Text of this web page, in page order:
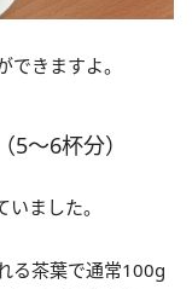
きますよ。
〜6杯分）
ました。
る茶葉で通常100g